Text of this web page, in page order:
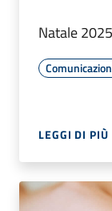
Natale 2025
LEGGI DI PIÙ